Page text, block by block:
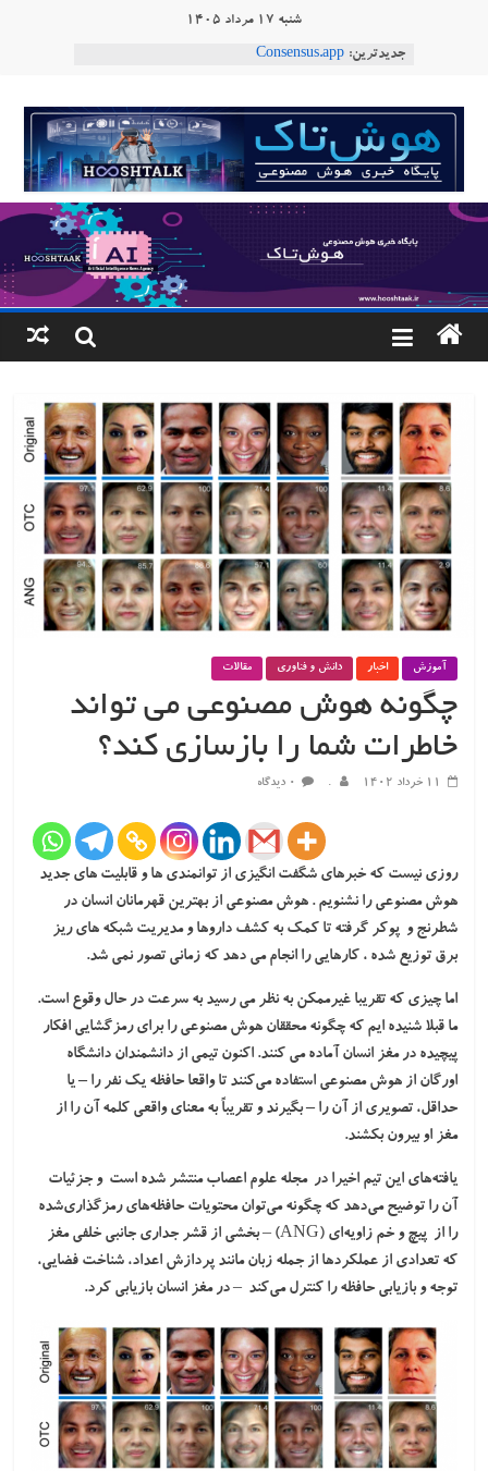
شنبه ۱۷ مرداد ۱۴۰۵
جدیدترین: Consensus.app
طبیعی فارسی
ربات «Aru» محصول شرکت فرانسوی Nio
Robotics
ربات T‑800
هوشتاک
پایگاه
خبری
هوش
مصنوعی
www.hooshtaak.ir
آموزش اخبار دانش و فناوری مقالات
چگونه هوش مصنوعی می تواند
خاطرات شما را بازسازی کند؟
۱۱ خرداد ۱۴۰۲ . ۰ دیدگاه
روزی نیست که خبرهای شگفت انگیزی از توانمندی ها و قابلیت هایجدید
هوش مصنوعی را نشنویم . هوش مصنوعی از بهترین قهرمانان انسان در
شطرنج و پوکر گرفته تا کمک به کشف داروها و مدیریت شبکه های ریز
برق توزیع شده ، کارهایی را انجام می دهد که زمانی تصور نمی شد.
اما چیزی که تقریبا غیرممکن به نظر می رسید به سرعت در حال وقوع است.
ما قبلا شنیده ایم که چگونه محققان هوش مصنوعی را برای رمزگشایی افکار
پیچیده در مغز انسان آماده می کنند. اکنون تیمی از دانشمندان دانشگاه
اورگان از هوش مصنوعی استفاده می‌کنند تا واقعا حافظه یک نفر را – یا
حداقل، تصویری از آن را – بگیرند و تقریباً به معنای واقعی کلمه آن را از
مغز او بیرون بکشند.
یافته‌های این تیم اخیرا در مجله علوم اعصاب منتشر شده است و جزئیات
آن را توضیح می‌دهد که چگونه می‌توان محتویات حافظه‌های رمزگذاری‌شده
را از پیچ و خم زاویه‌ای (ANG) – بخشی از قشر جداری جانبی خلفی مغز
که تعدادی از عملکردها از جمله زبان مانند پردازش اعداد، شناخت فضایی،
توجه و بازیابی حافظه را کنترل می‌کند – در مغز انسان بازیابی کرد.